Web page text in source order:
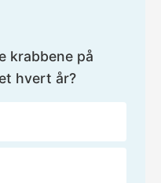
krabbene på
hvert år?